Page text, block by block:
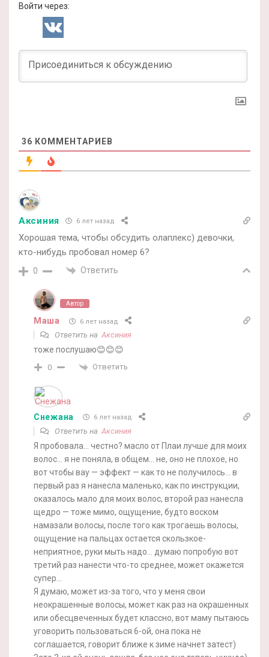
Войти через:
36 КОММЕНТАРИЕВ
Аксиния 6 лет назад
Хорошая тема, чтобы обсудить олаплекс) девочки,
кто-нибудь пробовал номер 6?
0 Ответить
Автор
Маша 6 лет назад
Ответить наАксиния
тоже послушаю😊😊😊
0 Ответить
Снежана 6 лет назад
Ответить на Аксиния
Я пробовала… честно? масло от Плаи лучше для моих
волос… я не поняла, в общем… не, оно не плохое, но
вот чтобы вау — эффект — как то не получилось… в
первый раз я нанесла маленько, как по инструкции,
оказалось мало для моих волос, второй раз нанесла
щедро — тоже мимо, ощущение, будто воском
намазали волосы, после того как трогаешь волосы,
ощущение на пальцах остается скользкое-
неприятное, руки мыть надо… думаю попробую вот
третий раз нанести что-то среднее, может окажется
супер…
Я думаю, может из-за того, что у меня свои
неокрашенные волосы, может как раз на окрашенных
или обесцвеченных будет классно, вот маму пытаюсь
уговорить пользоваться 6-ой, она пока не
соглашается, говорит ближе к зиме начнет затест)